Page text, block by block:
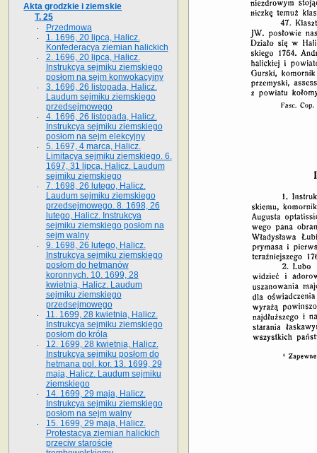
Akta grodzkie i ziemskie
T. 25
Przedmowa
1. 1696, 20 lipca, Halicz.
Konfederacya ziemian halickich
2. 1696, 20 lipca, Halicz.
Instrukcya sejmiku ziemskiego
posłom na sejm konwokacyjny
3. 1696, 26 listopada, Halicz.
Laudum sejmiku ziemskiego
przedsejmowego
4. 1696, 26 listopada, Halicz.
Instrukcya sejmiku ziemskiego
posłom na sejm elekcyjny
5. 1697, 4 marca, Halicz.
Limitacya sejmiku ziemskiego. 6.
1697, 31 lipca, Halicz. Laudum
sejmiku ziemskiego
7. 1698, 26 lutego, Halicz.
Laudum sejmiku ziemskiego
przedsejmowego. 8. 1698, 26
lutego, Halicz. Instrukcya
sejmiku ziemskiego posłom na
sejm walny
9. 1698, 26 lutego, Halicz.
Instrukcya sejmiku ziemskiego
posłom do hetmanów
koronnych. 10. 1699, 28
kwietnia, Halicz. Laudum
sejmiku ziemskiego
przedsejmowego
11. 1699, 28 kwietnia, Halicz.
Instrukcya sejmiku ziemskiego
posłom do króla
12. 1699, 28 kwietnia, Halicz.
Instrukcya sejmiku posłom do
hetmana pol. kor. 13. 1699, 29
maja, Halicz. Laudum sejmiku
ziemskiego
14. 1699, 29 maja, Halicz.
Instrukcya sejmiku ziemskiego
posłom na sejm walny
15. 1699, 29 maja, Halicz.
Protestacya ziemian halickich
przeciw staroście